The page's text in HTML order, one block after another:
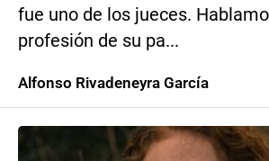
fue uno de los jueces.
profesión de su pa...
Alfonso Rivadeneyra García